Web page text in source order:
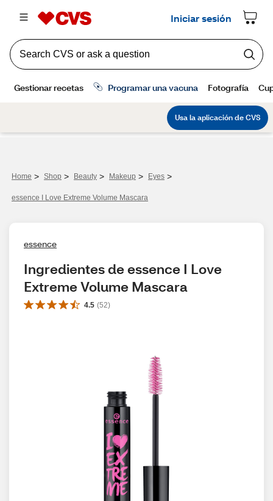
Home > Shop > Beauty > Makeup > Eyes >
essence I Love Extreme Volume Mascara
essence
Ingredientes de essence I Love
Extreme Volume Mascara
4.5 (52)